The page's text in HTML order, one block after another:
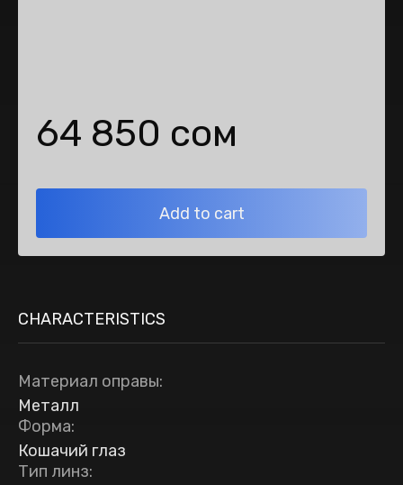
64 850 сом
Add to cart
CHARACTERISTICS
Материал оправы:
Металл
Форма:
Кошачий глаз
Тип линз: